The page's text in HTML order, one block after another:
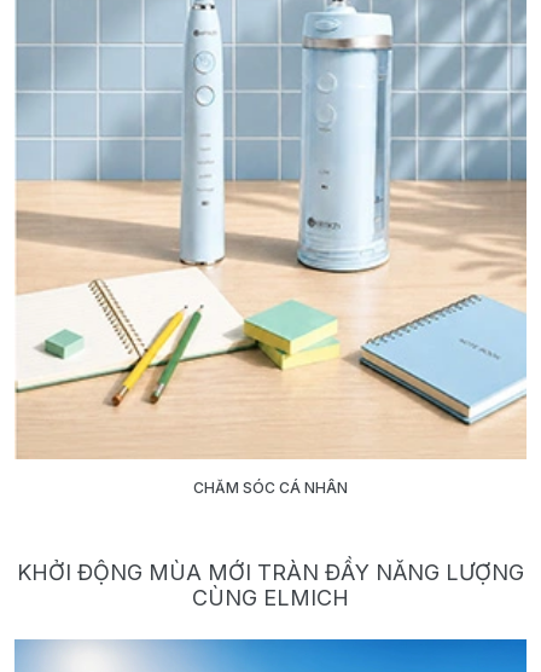
CHĂM SÓC CÁ NHÂN
KHỞI ĐỘNG MÙA MỚI TRÀN ĐẦY NĂNG LƯỢNG
CÙNG ELMICH